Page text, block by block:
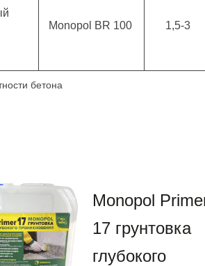
Monopol BR 100 1,5-3
бетона
Monopol
17 грунтовка
глубокого